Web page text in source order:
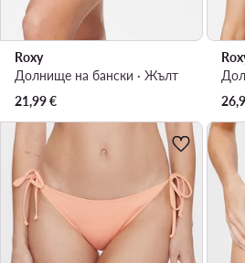
Roxy
Долнище на бански · Жълт
21,99€